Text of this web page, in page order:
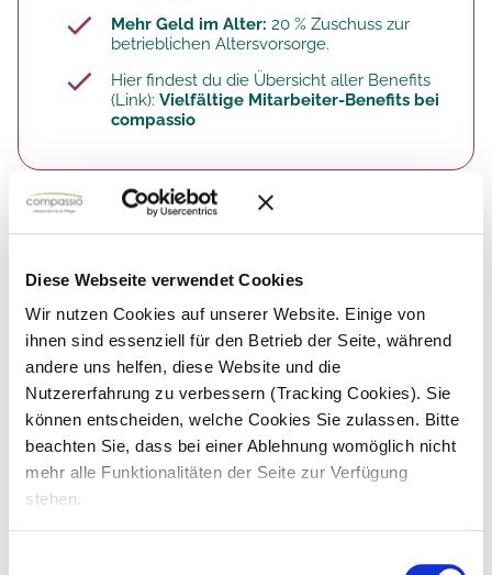
Diese Webseite verwendet Cookies
Wir nutzen Cookies auf unserer Website. Einige von
ihnen sind essenziell für den Betrieb der Seite, während
andere uns helfen, diese Website und die
Nutzererfahrung zu verbessern (Tracking Cookies). Sie
können entscheiden, welche Cookies Sie zulassen. Bitte
beachten Sie, dass bei einer Ablehnung womöglich nicht
mehr alle Funktionalitäten der Seite zur Verfügung
stehen.
Mehr Geld im Alter: 20 % Zuschuss zur
betrieblichen Altersvorsorge.​
Hier findest du die Übersicht aller Benefits
(Link): Vielfältige Mitarbeiter-Benefits bei
compassio
So arbeitest du. Deine Aufgaben.
Du umsorgst unsere BewohnerInnen in der
Nacht mit professioneller, liebevoller und
individueller Pflege
Dabei übernimmst du klassische
Altenpfleger-Aufgaben wie die individuelle
Grund- und Behandlungspflege.
Deine
Sorgfalt ist bei Dokumentation,
Medikamentenvergabe und